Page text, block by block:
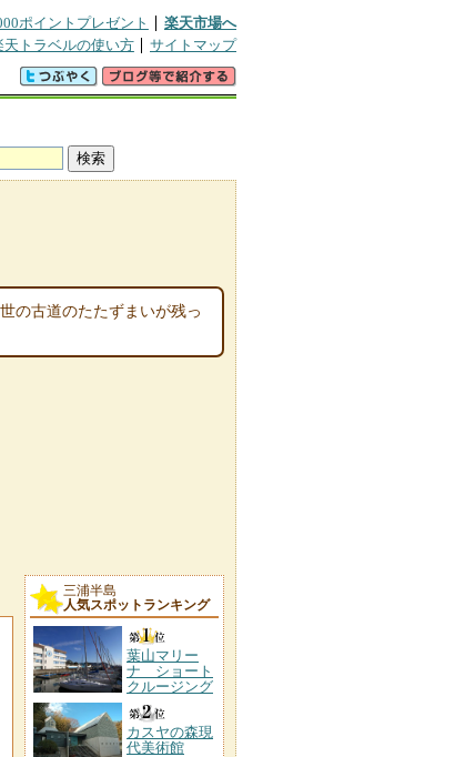
ポイントプレゼント
楽天市場へ
天トラベルの使い方 サイトマップ
の古道のたたずまいが残っ
三浦半島
人気スポットランキング
葉山マリー
ナ ショート
クルージング
カスヤの森現
代美術館